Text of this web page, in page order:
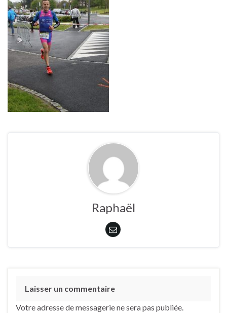
Raphaël
Laisser un commentaire
Votre adresse de messagerie ne sera pas publiée.